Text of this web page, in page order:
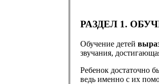
РАЗДЕЛ 1.
Обучение детей
звучания,
Ребенок достаточно
ведь именно с их